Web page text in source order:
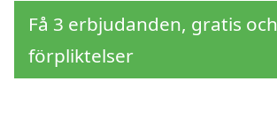
Få 3 erbjudanden, gratis
förpliktelser